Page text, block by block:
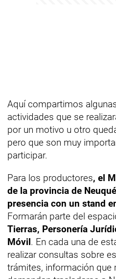
Aquí compartimos
actividades que se
por un motivo u otro
pero que son muy
participar.
Para los productores, el
de la provincia de
presencia con un stand
Formarán parte del
Tierras, Personería
Móvil. En cada una de
realizar consultas sobre
trámites, información que